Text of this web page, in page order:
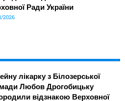
Ради України
2026
лікарку з Білозерської
Любов Дрогобицьку
відзнакою Верховної